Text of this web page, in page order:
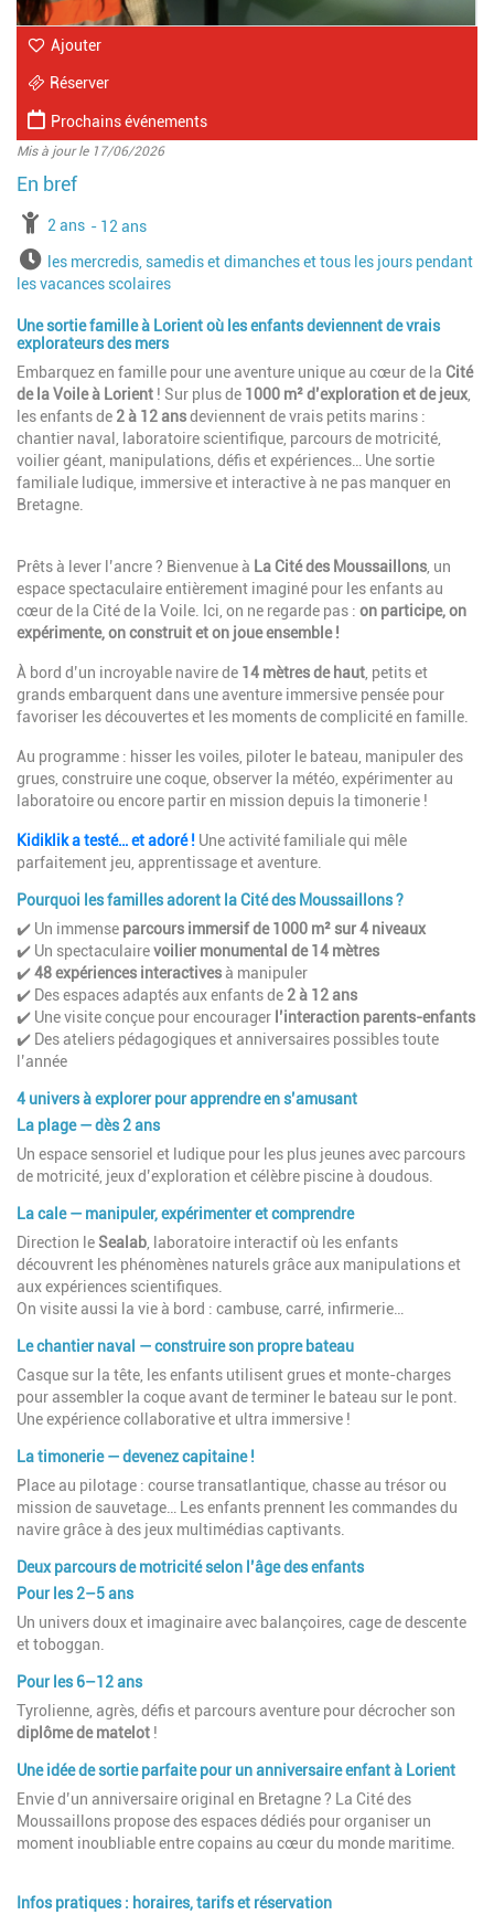
Ajouter
Réserver
Prochains événements
Mis à jour le 17/06/2026
à partir de
2 ans jusqu'à l'âge de
12 ans
Horairesles mercredis, samedis et dimanches et tous les jours pendant
les vacances scolaires
Une sortie famille à Lorient où les enfants deviennent de vrais
explorateurs des mers
Embarquez en famille pour une aventure unique au cœur de la Cité
de la Voile à Lorient ! Sur plus de 1000 m² d’exploration et de jeux,
les enfants de 2 à 12 ansdeviennent de vrais petits marins :
chantier naval, laboratoire scientifique, parcours de motricité,
voilier géant, manipulations, défis et expériences… Une sortie
familiale ludique, immersive et interactive à ne pas manquer en
Bretagne.
Prêts à lever l’ancre ? Bienvenue à La Cité des Moussaillons, un
espace spectaculaire entièrement imaginé pour les enfants au
cœur de la Cité de la Voile. Ici, on ne regarde pas : on participe, on
expérimente, on construit et on joue ensemble !
À bord d’un incroyable navire de 14 mètres de haut, petits et
grands embarquent dans une aventure immersive pensée pour
favoriser les découvertes et les moments de complicité en famille.
Au programme : hisser les voiles, piloter le bateau, manipuler des
grues, construire une coque, observer la météo, expérimenter au
laboratoire ou encore partir en mission depuis la timonerie !
Kidiklik a testé… et adoré ! Une activité familiale qui mêle
parfaitement jeu, apprentissage et aventure.
Pourquoi les familles adorent la Cité des Moussaillons ?
✔️ Un immense parcours immersif de 1000 m² sur 4 niveaux
✔️ Un spectaculairevoilier monumental de 14 mètres
✔️48 expériences interactivesà manipuler
✔️ Des espaces adaptés aux enfants de 2 à 12 ans
✔️ Une visite conçue pour encourager l’interaction parents-enfants
✔️ Des ateliers pédagogiques et anniversaires possibles toute
l’année
4 univers à explorer pour apprendre en s’amusant
La plage — dès 2 ans
Un espace sensoriel et ludique pour les plus jeunes avec parcours
de motricité, jeux d’exploration et célèbre piscine à doudous.
La cale — manipuler, expérimenter et comprendre
Direction le Sealab, laboratoire interactif où les enfants
découvrent les phénomènes naturels grâce aux manipulations et
aux expériences scientifiques.
On visite aussi la vie à bord : cambuse, carré, infirmerie…
Le chantier naval — construire son propre bateau
Casque sur la tête, les enfants utilisent grues et monte-charges
pour assembler la coque avant de terminer le bateau sur le pont.
Une expérience collaborative et ultra immersive !
La timonerie — devenez capitaine !
Place au pilotage : course transatlantique, chasse au trésor ou
mission de sauvetage… Les enfants prennent les commandes du
navire grâce à des jeux multimédias captivants.
Deux parcours de motricité selon l’âge des enfants
Pour les 2–5 ans
Un univers doux et imaginaire avec balançoires, cage de descente
et toboggan.
Pour les 6–12 ans
Tyrolienne, agrès, défis et parcours aventure pour décrocher son
diplôme de matelot !
Une idée de sortie parfaite pour un anniversaire enfant à Lorient
Envie d’un anniversaire original en Bretagne ? La Cité des
Moussaillons propose des espaces dédiés pour organiser un
moment inoubliable entre copains au cœur du monde maritime.
Infos pratiques : horaires, tarifs et réservation